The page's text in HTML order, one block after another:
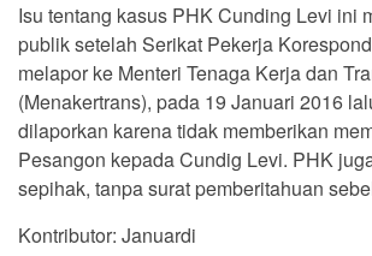
Isu tentang kasus PHK Cunding Levi ini
publik setelah Serikat Pekerja
melapor ke Menteri Tenaga Kerja dan
(Menakertrans), pada 19 Januari 2016
dilaporkan karena tidak memberikan
Pesangon kepada Cundig Levi. PHK
sepihak, tanpa surat pemberitahuan
Kontributor: Januardi